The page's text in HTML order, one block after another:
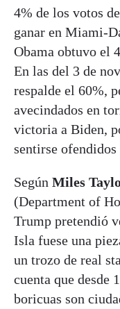
4% de los votos
ganar en Miami-
Obama obtuvo el
En las del 3 de
respalde el 60%,
avecindados en
victoria a Biden,
sentirse
Según Miles
(Department of
Trump pretendió
Isla fuese una
un trozo de real
cuenta que desde
boricuas son